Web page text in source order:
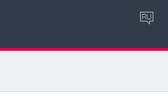
RU